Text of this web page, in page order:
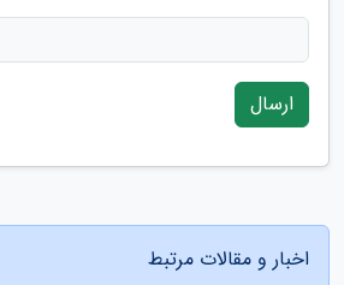
ارسال
اخبار و مقالات مرتبط